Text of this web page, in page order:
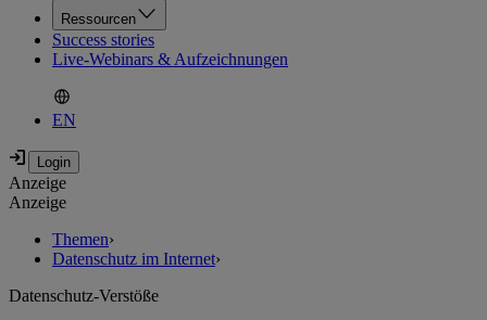
Ressourcen
Success stories
Live-Webinars & Aufzeichnungen
EN
Anzeige
Anzeige
Themen›
Datenschutz im Internet›
Datenschutz-Verstöße